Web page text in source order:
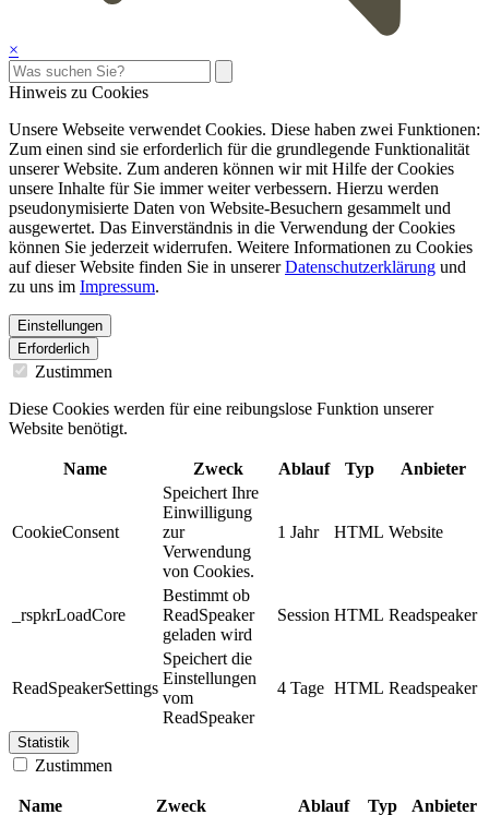
×
Hinweis zu Cookies
Unsere Webseite verwendet Cookies. Diese haben zwei Funktionen:
Zum einen sind sie erforderlich für die grundlegende Funktionalität
unserer Website. Zum anderen können wir mit Hilfe der Cookies
unsere Inhalte für Sie immer weiter verbessern. Hierzu werden
pseudonymisierte Daten von Website-Besuchern gesammelt und
ausgewertet. Das Einverständnis in die Verwendung der Cookies
können Sie jederzeit widerrufen. Weitere Informationen zu Cookies
auf dieser Website finden Sie in unsererDatenschutzerklärung und
zu uns im Impressum.
Einstellungen
Erforderlich
Zustimmen
Diese Cookies werden für eine reibungslose Funktion unserer
Website benötigt.
Name Zweck Ablauf Typ Anbieter
CookieConsent
Speichert Ihre
Einwilligung
zur
Verwendung
von Cookies.
1 Jahr HTML Website
_rspkrLoadCore
Bestimmt ob
ReadSpeaker
geladen wird
Session HTML Readspeaker
ReadSpeakerSettings
Speichert die
Einstellungen
vom
ReadSpeaker
4 Tage HTML Readspeaker
Statistik
Zustimmen
Name Zweck Ablauf Typ Anbieter